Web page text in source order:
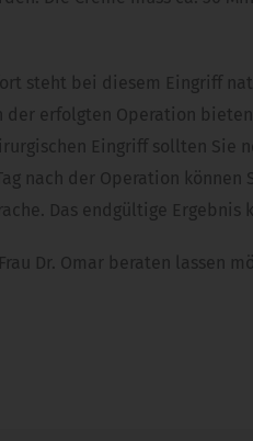
steht bei diesem Eingriff
der erfolgten Operation
Eingriff sollten Sie
nach der Operation
Das endgültige
Dr. Omar beraten lassen